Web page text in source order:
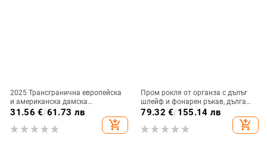
2025 Трансгранична европейска
и американска дамска
независима рокля с панделка,
декоративна рокля, рокля, къса
пола, жилетки
31.56 €/61.73 лв
add_shopping_cart
Пром рокля от органза с дълъг
шлейф и фонарен ръкав, дълга
пола — Пролет 2024
79.32 €/155.14 лв
add_shopping_cart